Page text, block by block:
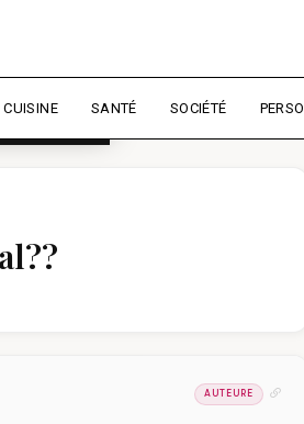
CUISINE SANTÉ SOCIÉTÉ PERSO
AUTEURE